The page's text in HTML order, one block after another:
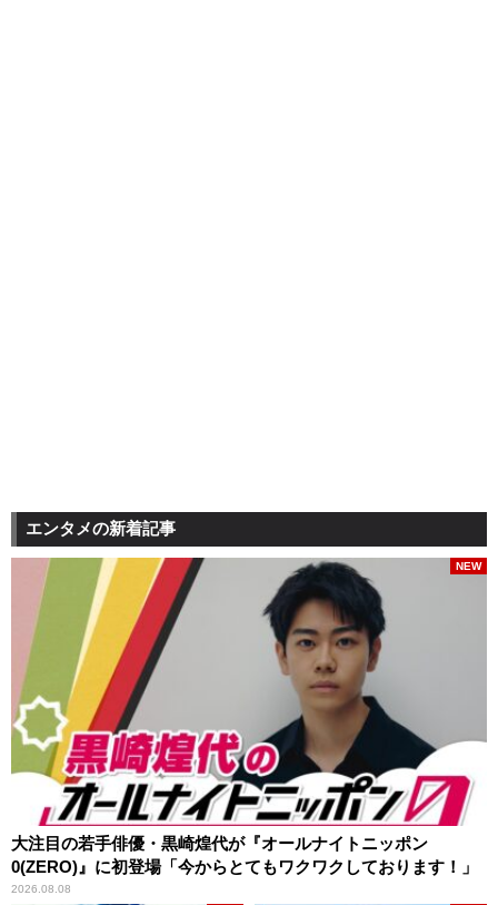
エンタメの新着記事
大注目の若手俳優・黒崎煌代が『オールナイトニッポン
0(ZERO)』に初登場「今からとてもワクワクしております！」
2026.08.08
NEW